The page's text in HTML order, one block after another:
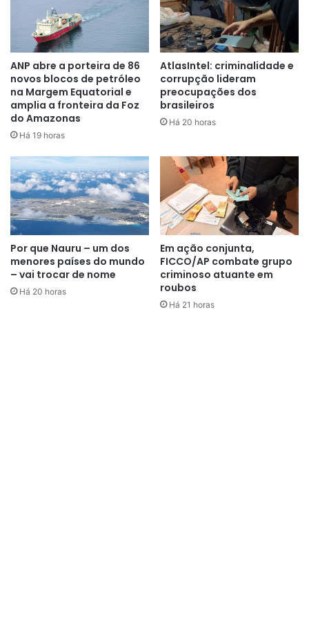
corrupção na PDVSA.
“O pedido é de que se retire a imunidade para que o
julgamento prossiga”, disse o parlamentar e poderoso
dirigente chavista Diosdado Cabello, ao expor os
argumentos para solicitar a ação contra Roa, próximo a El
Aissami, que renunciou na segunda-feira (20) em meio à
devassa anti-corrupção.
“Aqui retiramos a imunidade parlamentar de alguns
deputados, alguns renunciaram por estarem envolvidos
em delitos muito graves como o narcotráfico”, sustentou
Cabello.
Preso no domingo, Roa, que também foi ministro da
Educação Universitária, Ciência e Tecnologia, foi um dos
criadores da criptomoeda venezuelana Petro, respaldada
nas grandes reservas de petróleo do país.
ANP abre a porteira de 86
novos blocos de petróleo
na Margem Equatorial e
amplia a fronteira da Foz
do Amazonas
Há 19 horas
AtlasIntel: criminalidade e
corrupção lideram
preocupações dos
brasileiros
Há 20 horas
Por que Nauru – um dos
menores países do mundo
– vai trocar de nome
Há 20 horas
Em ação conjunta,
FICCO/AP combate grupo
criminoso atuante em
roubos
Há 21 horas